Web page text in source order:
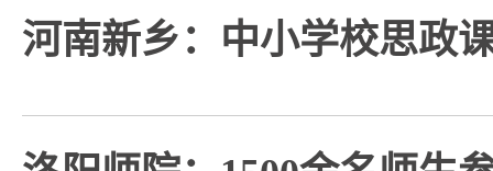
河南新乡：中小学校思政